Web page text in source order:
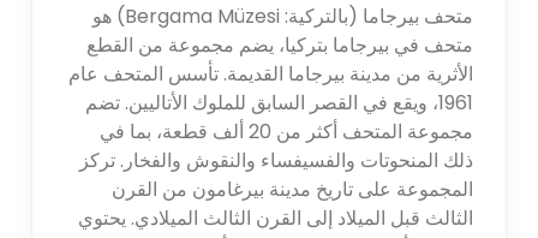
متحف بيرجاما (بالتركية: Bergama Müzesi) هو
متحف في بيرجاما بتركيا، يضم مجموعة من القطع
الأثرية من مدينة بيرجاما القديمة. تأسس المتحف عام
1961، ويقع في القصر السابق للملوك الأتاليين. تضم
مجموعة المتحف أكثر من 20 ألف قطعة، بما في
ذلك المنحوتات والفسيفساء والنقوش والفخار. تركز
المجموعة على تاريخ مدينة بيرغامون من القرن
الثالث قبل الميلاد إلى القرن الثالث الميلادي. يحتوي